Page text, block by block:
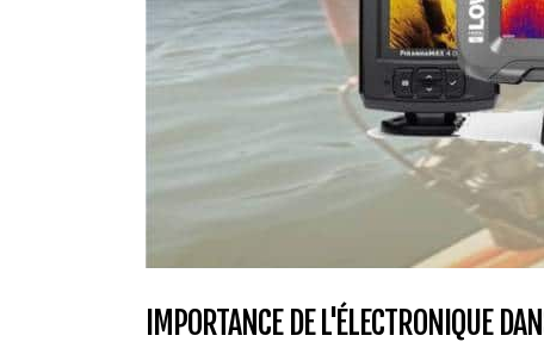
IMPORTANCE DE L'ÉLECTRONIQUE